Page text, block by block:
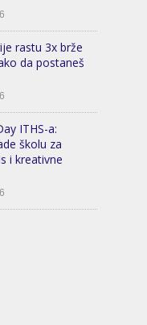
rastu 3x brže
da postaneš
ITHS-a:
školu za
i kreativne